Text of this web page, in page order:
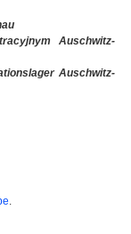
Auschwitz-
Auschwitz-